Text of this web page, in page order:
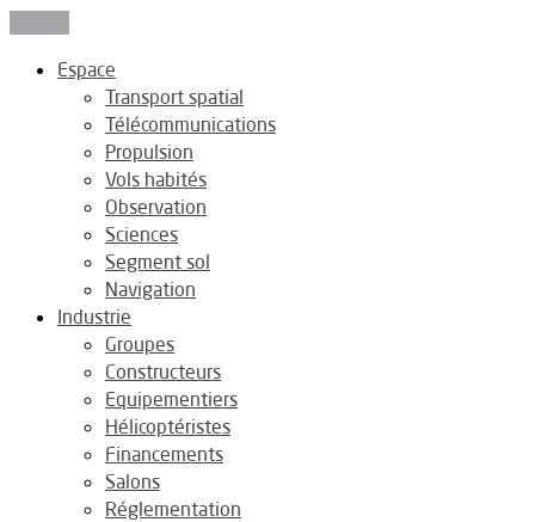
Espace
Transport spatial
Télécommunications
Propulsion
Vols habités
Observation
Sciences
Segment sol
Navigation
Industrie
Groupes
Constructeurs
Equipementiers
Hélicoptéristes
Financements
Salons
Réglementation